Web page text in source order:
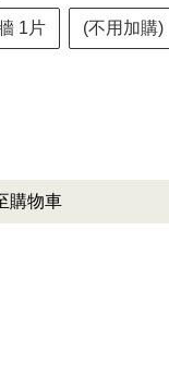
1片 (不用加購)
購物車